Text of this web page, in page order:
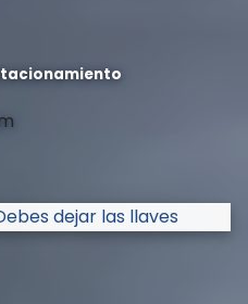
dejar las llaves